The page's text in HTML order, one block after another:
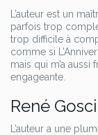
L’auteur est un
parfois trop
trop difficile à
comme si
mais qui m’a
engageante.
René
L’auteur a une